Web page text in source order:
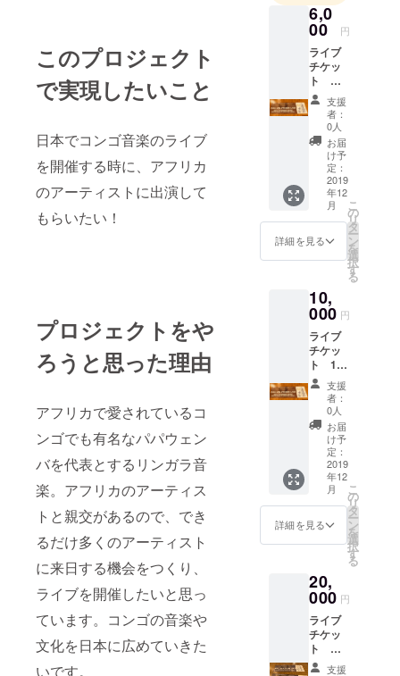
このプロジェクト
で実現したいこと
日本でコンゴ音楽のライブ
を開催する時に、アフリカ
のアーティストに出演して
もらいたい！
プロジェクトをや
ろうと思った理由
アフリカで愛されているコ
ンゴでも有名なパパウェン
バを代表とするリンガラ音
楽。アフリカのアーティス
トと親交があるので、でき
るだけ多くのアーティスト
に来日する機会をつくり、
ライブを開催したいと思っ
ています。コンゴの音楽や
文化を日本に広めていきた
いです。
6,0
00 円
ライブ
チケッ
ト １
枚 Papa
wemba
CD 1枚
支援
者：
0人
お届
け予
定：
2019
年12
月
詳細を見る
こ
の
リ
タ
ー
ン
を
選
択
す
る
10,
000 円
ライブ
チケッ
ト 1枚
アフリ
カン
アー
ティス
ト T
シャツ1
枚 ※S サ
イズと
Mサイ
ズのど
ちらか
ご希望
のサイ
考欄に
ご記載
くださ
い。
（ユニ
セック
スのサ
支援
者：
0人
お届
け予
定：
2019
年12
月
詳細を見る
こ
の
リ
タ
ー
ン
を
選
択
す
る
20,
000 円
ライブ
チケッ
ト ２
枚 アフ
支援